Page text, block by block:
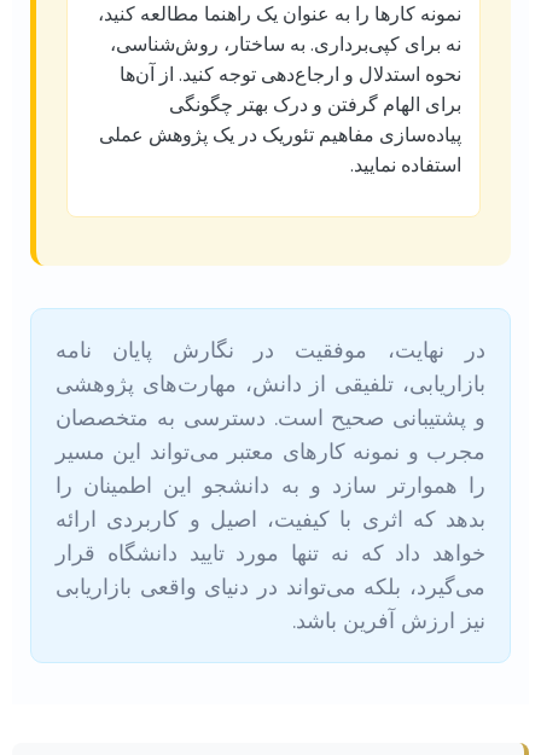
نمونه کارها را به عنوان یک راهنما مطالعه کنید،
نه برای کپی‌برداری. به ساختار، روش‌شناسی،
نحوه استدلال و ارجاع‌دهی توجه کنید. از آن‌ها
برای الهام گرفتن و درک بهتر چگونگی
پیاده‌سازی مفاهیم تئوریک در یک پژوهش عملی
استفاده نمایید.
در نهایت، موفقیت در نگارش پایان نامه
بازاریابی، تلفیقی از دانش، مهارت‌های پژوهشی
و پشتیبانی صحیح است. دسترسی به متخصصان
مجرب و نمونه کارهای معتبر می‌تواند این مسیر
را هموارتر سازد و به دانشجو این اطمینان را
بدهد که اثری با کیفیت، اصیل و کاربردی ارائه
خواهد داد که نه تنها مورد تایید دانشگاه قرار
می‌گیرد، بلکه می‌تواند در دنیای واقعی بازاریابی
نیز ارزش آفرین باشد.